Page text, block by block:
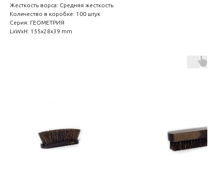
Жесткость ворса: Средняя жесткость
Количество в коробке: 100 штук
Серия: ГЕОМЕТРИЯ
LxWxH: 155x28x39 mm